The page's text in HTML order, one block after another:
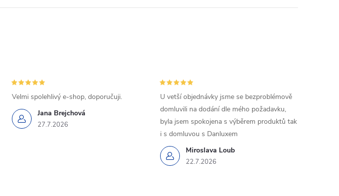
Jana Brejchová
27.7.2026
Velmi spolehlivý e-shop, doporučuji.
Miroslava Loub
22.7.2026
U vetší objednávky jsme se bezproblémově
domluvili na dodání dle mého požadavku,
byla jsem spokojena s výběrem produktů tak
i s domluvou s Danluxem